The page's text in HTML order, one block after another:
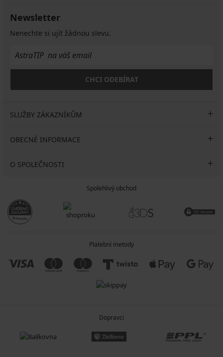
Newsletter
Nenechte si ujít žádnou slevu.
CHCI ODEBÍRAT
SLUŽBY ZÁKAZNÍKŮM
OBECNÉ INFORMACE
O SPOLEČNOSTI
Spolehlivý obchod
Platební metody
Dopravci